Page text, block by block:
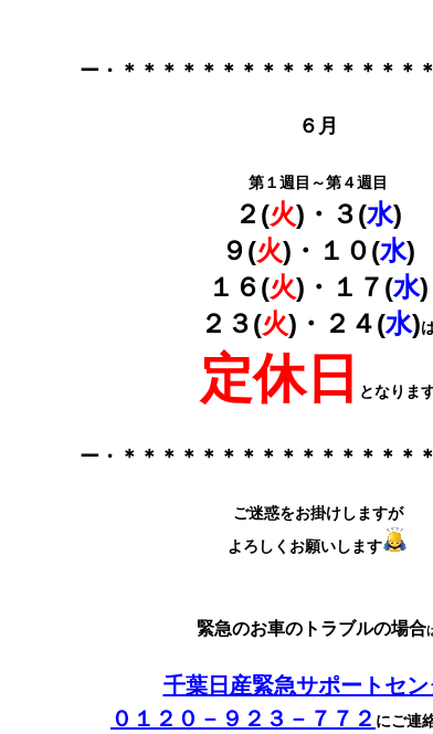
ー・＊＊＊＊＊＊＊＊＊＊＊＊＊＊＊
６月
第１週目～第４週目
２(火)・３(水)
９(火)・１０(水)
１６(火)・１７(水)
２３(火)・２４(水)
定休日 となりま
ー・＊＊＊＊＊＊＊＊＊＊＊＊＊＊＊
ご迷惑をお掛けしますが
よろしくお願いします
緊急のお車のトラブルの場合
千葉日産緊急サポートセン
０１２０－９２３－７７２ にご連